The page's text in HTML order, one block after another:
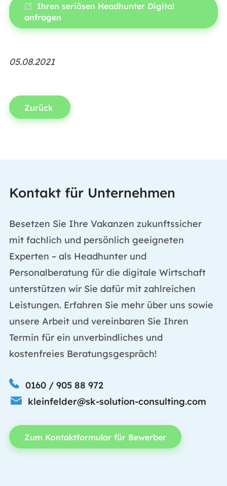
Ihren seriösen Headhunter Digital
anfragen
05.08.2021
Zurück
Kontakt für Unternehmen
Besetzen Sie Ihre Vakanzen zukunftssicher
mit fachlich und persönlich geeigneten
Experten – als Headhunter und
Personalberatung für die digitale Wirtschaft
unterstützen wir Sie dafür mit zahlreichen
Leistungen. Erfahren Sie mehr über uns sowie
unsere Arbeit und vereinbaren Sie Ihren
Termin für ein unverbindliches und
kostenfreies Beratungsgespräch!
0160 / 905 88 972
kleinfelder@sk-solution-consulting.com
Zum Kontaktformular für Bewerber